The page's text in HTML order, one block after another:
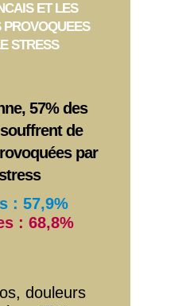
ET LES
PROVOQUEES
STRESS
57% des
de
par
: 57,9%
: 68,8%
douleurs